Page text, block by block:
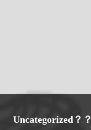
Uncategorized？？